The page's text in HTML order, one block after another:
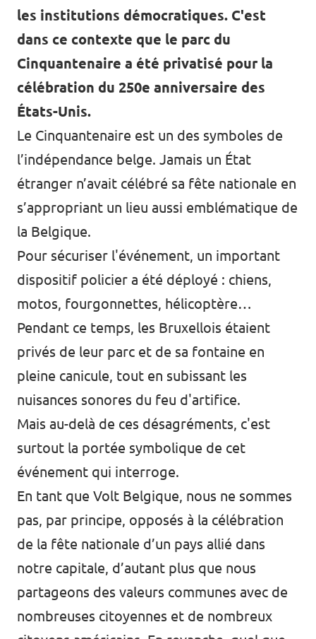
les institutions démocratiques. C'est
dans ce contexte que le parc du
Cinquantenaire a été privatisé pour la
célébration du 250e anniversaire des
États-Unis.
Le Cinquantenaire est un des symboles de
l’indépendance belge. Jamais un État
étranger n’avait célébré sa fête nationale en
s’appropriant un lieu aussi emblématique de
la Belgique.
Pour sécuriser l'événement, un important
dispositif policier a été déployé : chiens,
motos, fourgonnettes, hélicoptère…
Pendant ce temps, les Bruxellois étaient
privés de leur parc et de sa fontaine en
pleine canicule, tout en subissant les
nuisances sonores du feu d'artifice.
Mais au-delà de ces désagréments, c'est
surtout la portée symbolique de cet
événement qui interroge.
En tant que Volt Belgique, nous ne sommes
pas, par principe, opposés à la célébration
de la fête nationale d’un pays allié dans
notre capitale, d’autant plus que nous
partageons des valeurs communes avec de
nombreuses citoyennes et de nombreux